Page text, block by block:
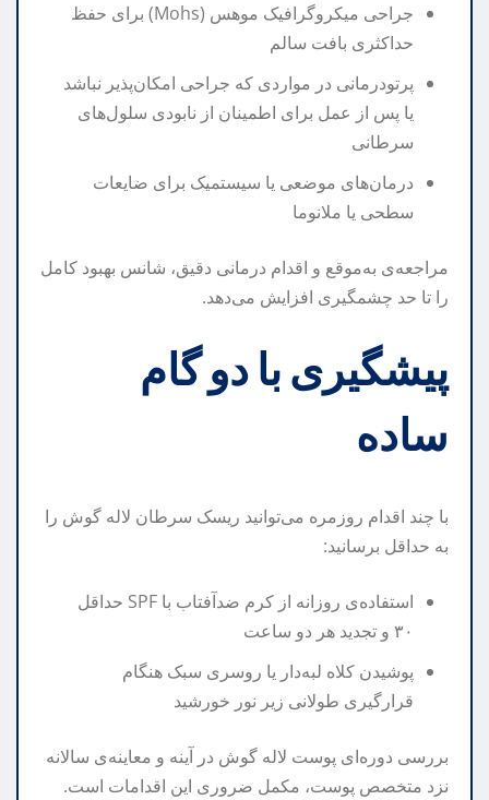
جراحی میکروگرافیک موهس (Mohs) برای حفظ
حداکثری بافت سالم
پرتودرمانی در مواردی که جراحی امکان‌پذیر نباشد
یا پس از عمل برای اطمینان از نابودی سلول‌های
سرطانی
درمان‌های موضعی یا سیستمیک برای ضایعات
سطحی یا ملانوما
مراجعه‌ی به‌موقع و اقدام درمانی دقیق، شانس بهبود کامل
را تا حد چشمگیری افزایش می‌دهد.
پیشگیری با دو گام
ساده
با چند اقدام روزمره می‌توانید ریسک سرطان لاله گوش را
به حداقل برسانید:
استفاده‌ی روزانه از کرم ضدآفتاب با SPF حداقل
۳۰ و تجدید هر دو ساعت
پوشیدن کلاه لبه‌دار یا روسری سبک هنگام
قرارگیری طولانی زیر نور خورشید
بررسی دوره‌ای پوست لاله گوش در آینه و معاینه‌ی سالانه
نزد متخصص پوست، مکمل ضروری این اقدامات است.